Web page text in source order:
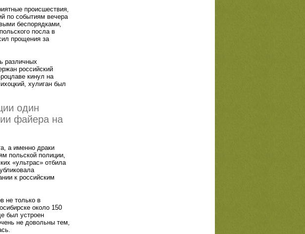
происшествия,
по событиям вечера
беспорядками,
посла в
прощения за
различных
российский
кинул на
хулиган был
один
файера на
а именно драки
польской полиции,
«ультрас» отбила
к российским
не только в
около 150
был устроен
не довольны тем,